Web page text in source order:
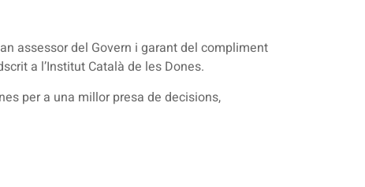
assessor del Govern i garant del compliment
a l’Institut Català de les Dones.
per a una millor presa de decisions,